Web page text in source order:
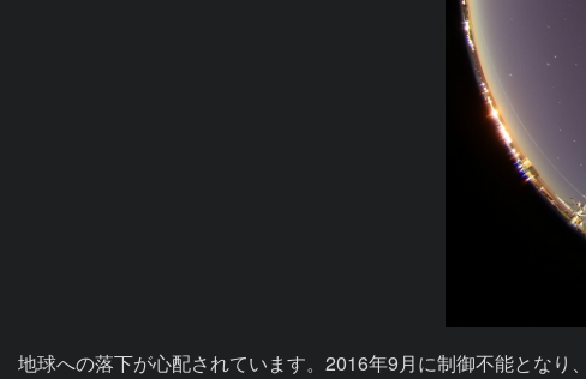
地球への落下が心配されています。2016年9月に制御不能となり